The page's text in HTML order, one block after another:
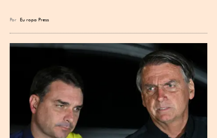
Por Eu ropa Press